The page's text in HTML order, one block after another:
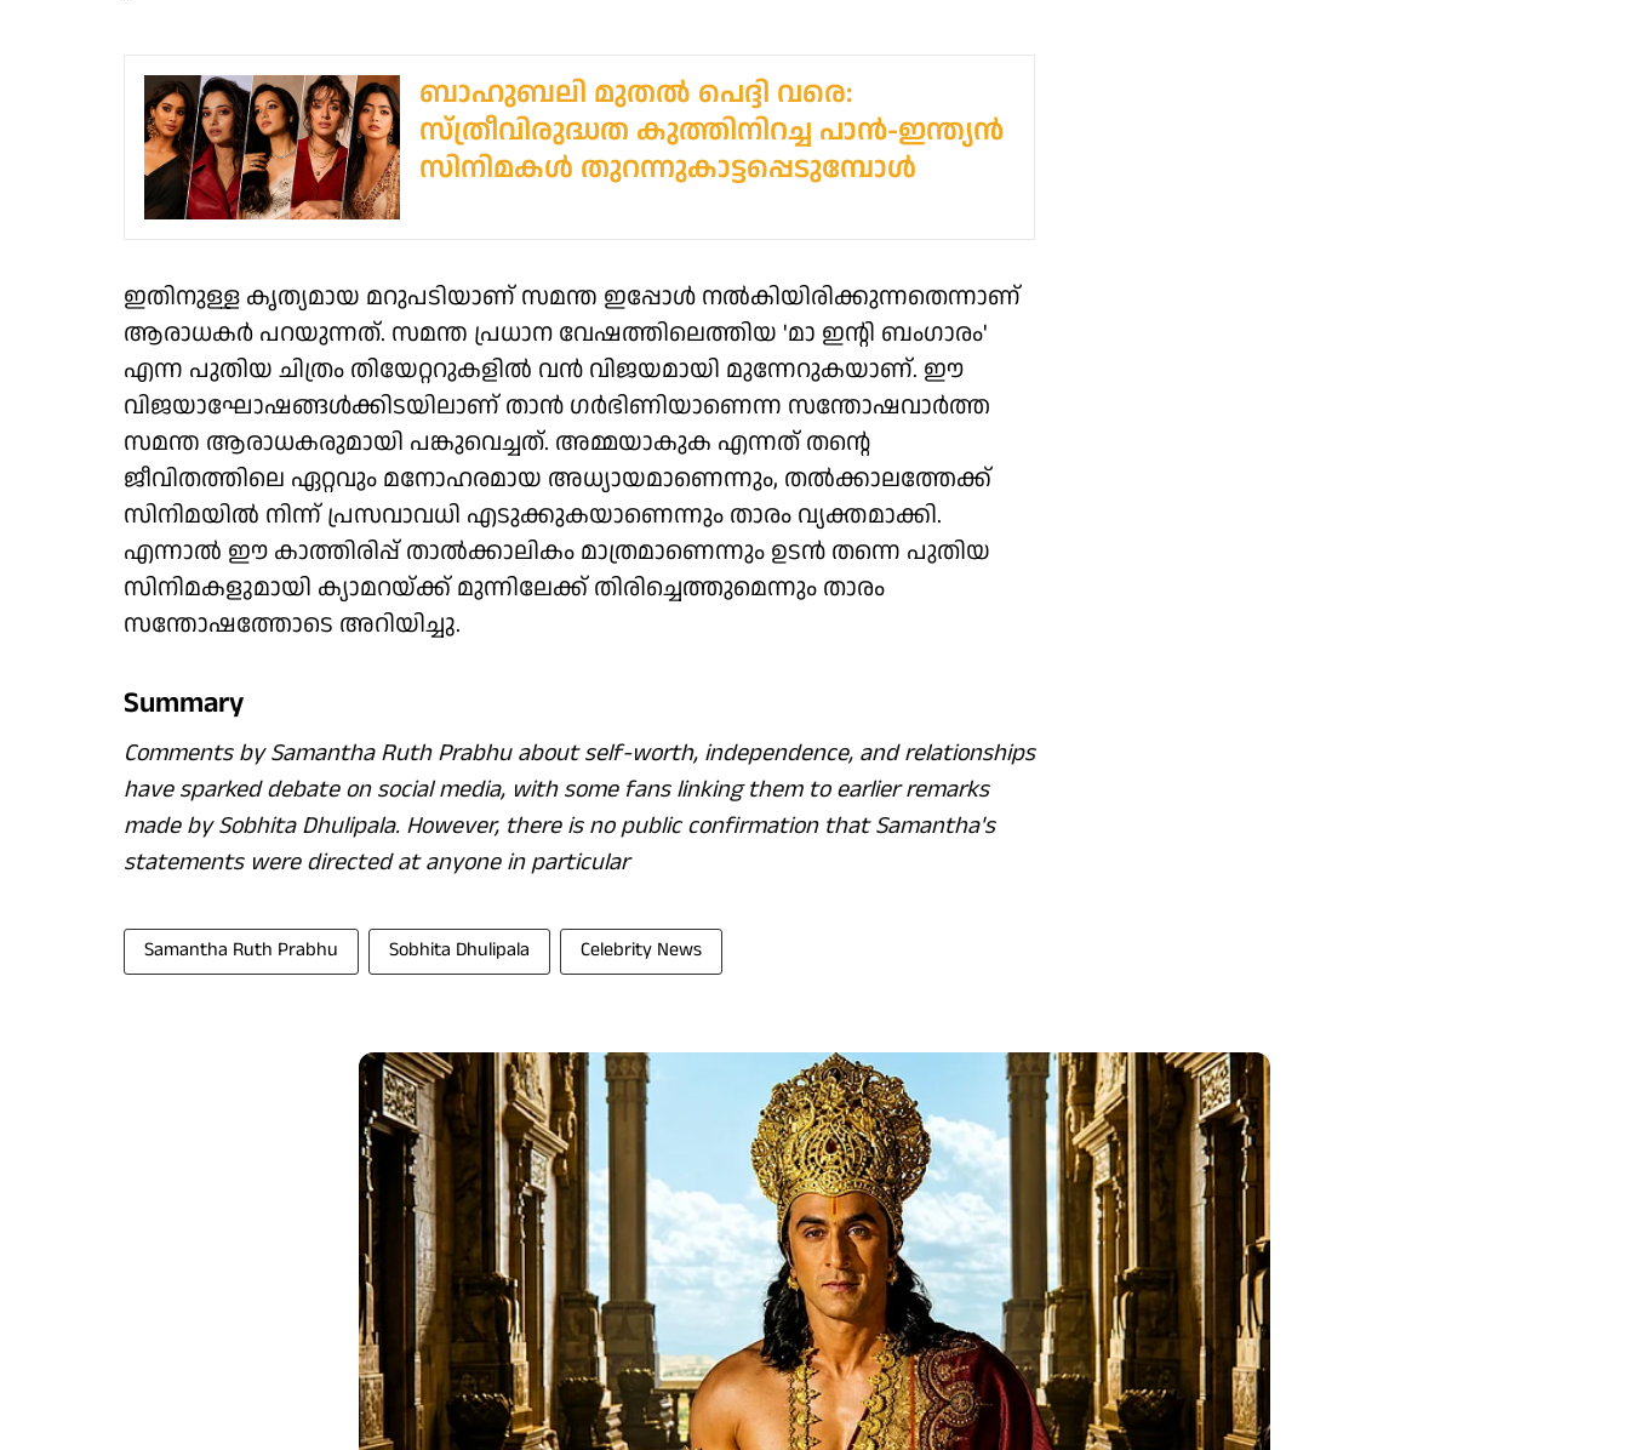
ബാഹുബലി മുതല്‍ പെദ്ദി വരെ:
സ്ത്രീവിരുദ്ധത കുത്തിനിറച്ച പാന്‍-ഇന്ത്യന്‍
സിനിമകള്‍ തുറന്നുകാട്ടപ്പെടുമ്പോള്‍
ഇതിനുള്ള കൃത്യമായ മറുപടിയാണ് സമന്ത ഇപ്പോൾ നൽകിയിരിക്കുന്നതെന്നാണ്
ആരാധകർ പറയുന്നത്. സമന്ത പ്രധാന വേഷത്തിലെത്തിയ 'മാ ഇൻ്റി ബംഗാരം'
എന്ന പുതിയ ചിത്രം തിയേറ്ററുകളിൽ വൻ വിജയമായി മുന്നേറുകയാണ്. ഈ
വിജയാഘോഷങ്ങൾക്കിടയിലാണ് താൻ ഗർഭിണിയാണെന്ന സന്തോഷവാർത്ത
സമന്ത ആരാധകരുമായി പങ്കുവെച്ചത്. അമ്മയാകുക എന്നത് തന്റെ
ജീവിതത്തിലെ ഏറ്റവും മനോഹരമായ അധ്യായമാണെന്നും, തൽക്കാലത്തേക്ക്
സിനിമയിൽ നിന്ന് പ്രസവാവധി എടുക്കുകയാണെന്നും താരം വ്യക്തമാക്കി.
എന്നാൽ ഈ കാത്തിരിപ്പ് താൽക്കാലികം മാത്രമാണെന്നും ഉടൻ തന്നെ പുതിയ
സിനിമകളുമായി ക്യാമറയ്ക്ക് മുന്നിലേക്ക് തിരിച്ചെത്തുമെന്നും താരം
സന്തോഷത്തോടെ അറിയിച്ചു.
Summary
Comments by Samantha Ruth Prabhu about self-worth, independence, and relationships
have sparked debate on social media, with some fans linking them to earlier remarks
made by Sobhita Dhulipala. However, there is no public confirmation that Samantha's
statements were directed at anyone in particular
Samantha Ruth Prabhu Sobhita Dhulipala Celebrity News